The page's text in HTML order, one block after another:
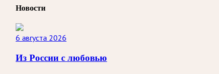
Новости
6 августа 2026
Из России с любовью